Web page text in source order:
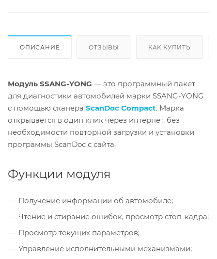
ОПИСАНИЕ ОТЗЫВЫ КАК КУПИТЬ
Модуль SSANG-YONG — это программный пакет
для диагностики автомобилей марки SSANG-YONG
с помощью сканера ScanDoc Compact. Марка
открывается в один клик через интернет, без
необходимости повторной загрузки и установки
программы ScanDoc с сайта.
Функции модуля
Получение информации об автомобиле;
Чтение и стирание ошибок, просмотр стоп-кадра;
Просмотр текущих параметров;
Управление исполнительными механизмами;